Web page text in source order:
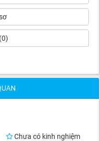
(0)
Chưa có kinh nghiệm